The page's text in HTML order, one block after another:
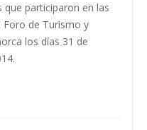
participaron en las
Foro de Turismo y
los días 31 de